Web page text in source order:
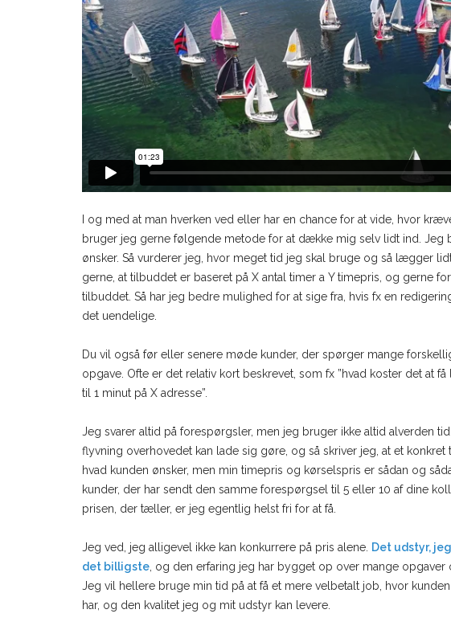
I og med at man hverken ved eller har en chance for at vide, hvor
bruger jeg gerne følgende metode for at dække mig selv lidt ind. Jeg
ønsker. Så vurderer jeg, hvor meget tid jeg skal bruge og så lægger
gerne, at tilbuddet er baseret på X antal timer a Y timepris, og gerne
tilbuddet. Så har jeg bedre mulighed for at sige fra, hvis fx en
det uendelige.
Du vil også før eller senere møde kunder, der spørger mange
opgave. Ofte er det relativ kort beskrevet, som fx ”hvad koster det at
til 1 minut på X adresse”.
Jeg svarer altid på forespørgsler, men jeg bruger ikke altid alverden
flyvning overhovedet kan lade sig gøre, og så skriver jeg, at et
hvad kunden ønsker, men min timepris og kørselspris er sådan og
kunder, der har sendt den samme forespørgsel til 5 eller 10 af dine
prisen, der tæller, er jeg egentlig helst fri for at få.
Jeg ved, jeg alligevel ikke kan konkurrere på pris alene. Det udstyr,
det billigste, og den erfaring jeg har bygget op over mange
Jeg vil hellere bruge min tid på at få et mere velbetalt job, hvor
har, og den kvalitet jeg og mit udstyr kan levere.